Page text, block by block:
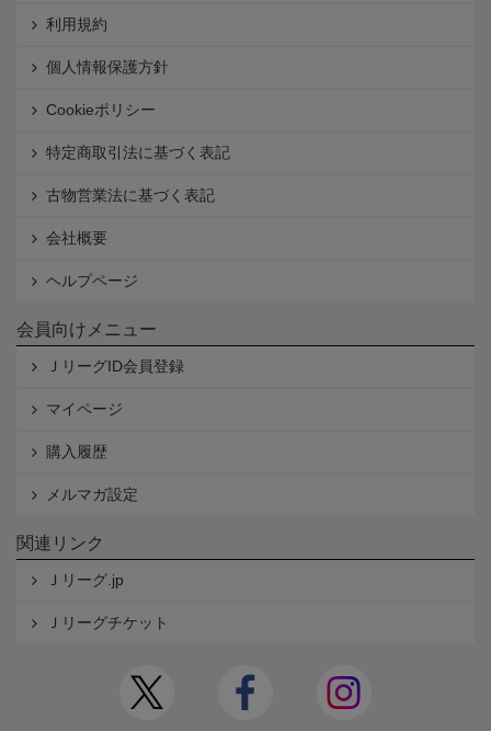
利用規約
個人情報保護方針
Cookieポリシー
特定商取引法に基づく表記
古物営業法に基づく表記
会社概要
ヘルプページ
会員向けメニュー
ＪリーグID会員登録
マイページ
購入履歴
メルマガ設定
関連リンク
Ｊリーグ.jp
Ｊリーグチケット